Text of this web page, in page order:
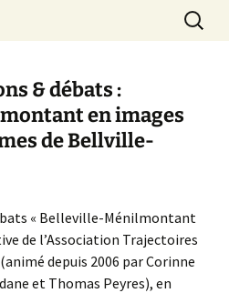
& débats :
en images
de Bellville-
« Belleville-Ménilmontant
de l’Association Trajectoires
depuis 2006 par Corinne
et Thomas Peyres), en